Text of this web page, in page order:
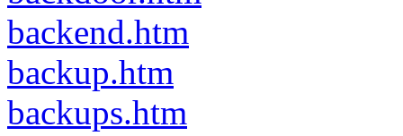
backend.htm
backup.htm
backups.htm